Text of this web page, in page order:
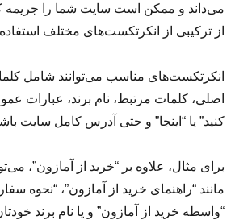
می‌داند و ممکن است سایت شما را جریمه
از ترکیبی از انکرتکست‌های مختلف استفاده
انکرتکست‌های مناسب می‌توانند شامل
اصلی، کلمات مرتبط، نام برند، عبارات
کنید” یا “اینجا” و حتی آدرس کامل سایت
برای مثال، علاوه بر “خرید از آمازون”،
مانند “راهنمای خرید از آمازون”، “نحوه
“واسطه خرید از آمازون” و یا نام برند